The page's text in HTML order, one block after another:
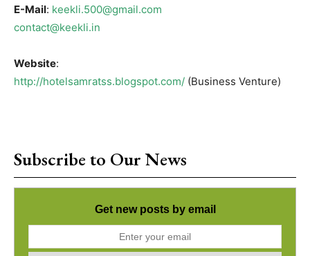
E-Mail: keekli.500@gmail.com
contact@keekli.in
Website:
http://hotelsamratss.blogspot.com/ (Business Venture)
Subscribe to Our News
Get new posts by email